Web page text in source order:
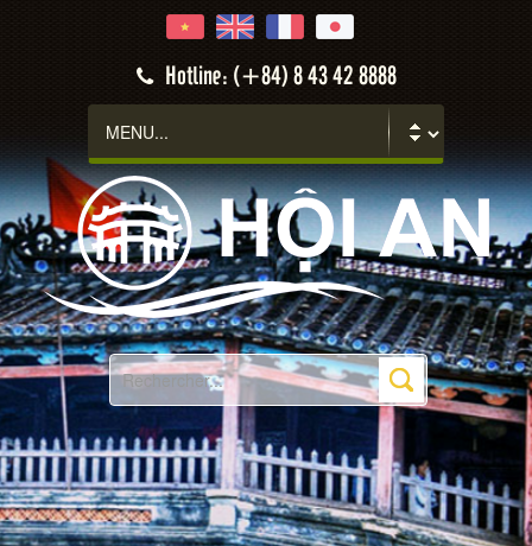
Hotline: (+84) 8 43 42 8888